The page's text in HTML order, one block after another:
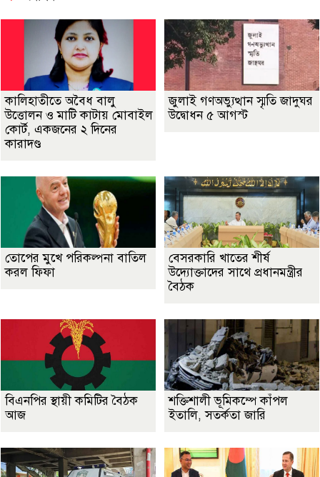
কালিহাতীতে অবৈধ বালু
উত্তোলন ও মাটি কাটায় মোবাইল
কোর্ট, একজনের ২ দিনের
কারাদণ্ড
জুলাই গণঅভ্যুত্থান স্মৃতি জাদুঘর
উদ্বোধন ৫ আগস্ট
তোপের মুখে পরিকল্পনা বাতিল
করল ফিফা
বেসরকারি খাতের শীর্ষ
উদ্যোক্তাদের সাথে প্রধানমন্ত্রীর
বৈঠক
বিএনপির স্থায়ী কমিটির বৈঠক
আজ
শক্তিশালী ভূমিকম্পে কাঁপল
ইতালি, সতর্কতা জারি